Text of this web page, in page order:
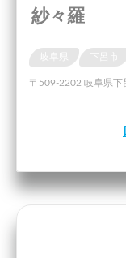
紗々羅
岐阜県 下呂市
〒509-2202 岐阜県下